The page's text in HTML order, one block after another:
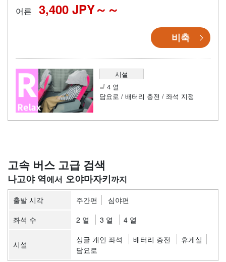
어른 3,400 JPY～
비축
시설
4 열
담요로 / 배터리 충전 / 좌석 지정
고속 버스 고급 검색
나고야 역 오야마자키
출발 시각 주간편
심야편
좌석 수
2 열 3 열 4 열
시설 싱글 개인 좌석 배터리 충전
휴게실
담요로